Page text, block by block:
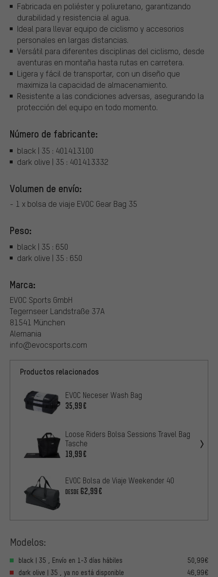
Fabricada en poliéster y poliuretano, garantizando
durabilidad y resistencia al agua.
Ideal para llevar equipo de ciclismo y accesorios
personales en largas distancias.
Versátil para diferentes disciplinas del ciclismo, desde
aventuras en montaña hasta rutas en carretera.
Ligera y fácil de transportar, con un diseño que
maximiza la capacidad de almacenamiento.
Resistente a las condiciones adversas, asegurando la
protección del equipo en todo momento.
Número de fabricante:
black | 35 : 401413100
dark olive | 35 : 401413332
Volumen de envío:
- 1 x bolsa de viaje EVOC Gear Bag 35
Peso:
black | 35 : 650
dark olive | 35 : 650
Marca:
EVOC Sports GmbH
Tegernseer Landstraße 37A
81541 München
Alemania
info@evocsports.com
Productos relacionados
EVOC Neceser Wash Bag
35,99€
Loose Riders Bolsa Sessions Travel Bag
Tasche
19,99€
EVOC Bolsa de Viaje Weekender 40
DESDE 62,99€
Modelos:
black | 35 , Envío en 1-3 días hábiles
50,99€
dark olive | 35 , ya no está disponible
46,99€